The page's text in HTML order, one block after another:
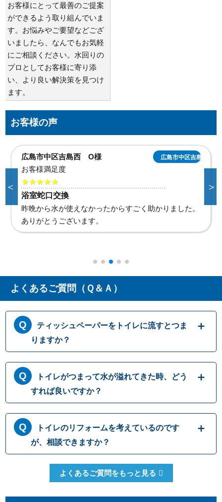
お客様にとって最善のご提案
ができるよう取り組んでいま
す。お悩みやご要望などござ
いましたら、なんでもお気軽
にご相談ください。水回りの
プロとしてお客様に寄り添
い、より良い解決策を見つけ
ます。
お客様の声
広島市中区吉島西 O様 広島市中区吉島西
お客様満足度
★★★★★
浴室蛇口交換
昨晩から水が使えなかったからすごく助かりました。
ありがとうございます。
＜ ＞
よくあるご質問（Ｑ＆Ａ）
ティッシュペーパーをトイレに流すとつま
りますか？
トイレットペーパーはトイレに流す前提に作
られておりますが、ティッシュペーパーは繊
維の結びつきが強くほどけにくいため、トイ
レに流すと排水パイプ内でつまることがあり
ますので、決して流さないでください。トイ
レットペーパーも、一度に大量に流すとつま
りの原因になるため、こまめに流したりウォ
ることで、つまりを予防することができます
トイレがつまって水が溢れてきた時、どう
すれば良いですか？
トイレにつまりが起きて水が流れて行かない
時には、無理に水を流すと溢れてしまう可能
性があります。 原因として一番多いのは便器
内でのつまりですが、排管自体がつまってい
たりトイレの劣化によって引き起こされる場
合もございます。どこでつまっているか原因
トイレのリフォームを考えているのです
が、相談できますか？
修理だけでなくトイレ交換やリフォームな
よくあるご質問をもっと見る